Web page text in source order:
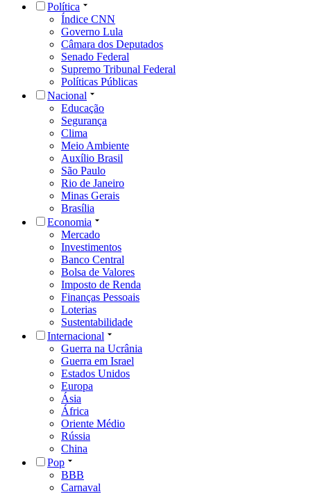
Política
Índice CNN
Governo Lula
Câmara dos Deputados
Senado Federal
Supremo Tribunal Federal
Políticas Públicas
Nacional
Educação
Segurança
Clima
Meio Ambiente
Auxílio Brasil
São Paulo
Rio de Janeiro
Minas Gerais
Brasília
Economia
Mercado
Investimentos
Banco Central
Bolsa de Valores
Imposto de Renda
Finanças Pessoais
Loterias
Sustentabilidade
Internacional
Guerra na Ucrânia
Guerra em Israel
Estados Unidos
Europa
Ásia
África
Oriente Médio
Rússia
China
Pop
BBB
Carnaval